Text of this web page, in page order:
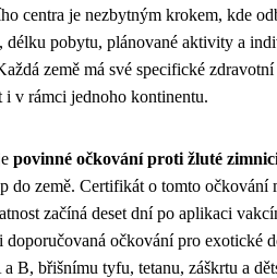
centra je nezbytným krokem, kde
délku pobytu, plánované aktivity a
země má své specifické
i v rámci jednoho kontinentu.
povinné očkování proti žluté
do země. Certifikát o tomto očkování
začíná deset dní po aplikaci
doporučovaná očkování pro exotické
B, břišnímu tyfu, tetanu, záškrtu a